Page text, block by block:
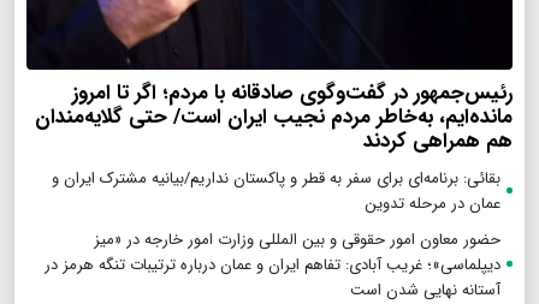
رئیس‌جمهور در گفت‌وگوی صادقانه با مردم؛ اگر تا امروز
مانده‌ایم، به‌خاطر مردم نجیب ایران است/ حتی گلایه‌مندان
هم همراهی کردند
بقائی: برنامه‌ای برای سفر به قطر و پاکستان نداریم/بیانیه مشترک ایران و
عمان در مرحله تدوین
حضور معاون امور حقوقی و بین المللی وزارت امور خارجه در «میز
دیپلماسی»؛ غریب آبادی: تفاهم ایران و عمان درباره ترتیبات تنگه هرمز در
آستانه نهایی شدن است